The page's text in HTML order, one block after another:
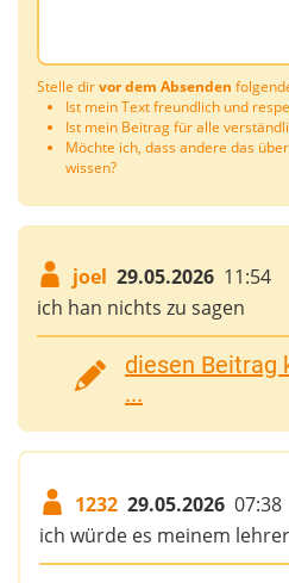
Stelle dirvor dem Absenden
Ist mein Text freundlich und
Ist mein Beitrag für alle
Möchte ich, dass andere das
wissen?
joel 29.05.2026 11:54
ich han nichts zu sagen
diesen Beitrag
...
1232 29.05.2026 07:38
ich würde es meinem